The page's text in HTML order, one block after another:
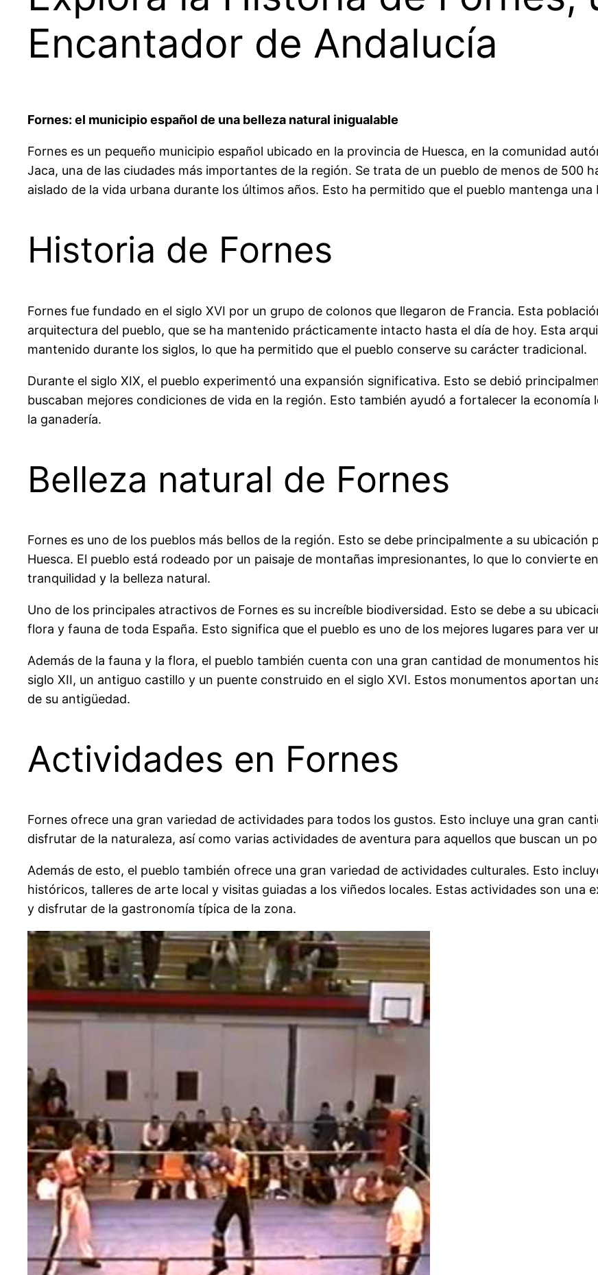
Encantador de Andalucía
Fornes: el municipio español de una belleza natural inigualable
Fornes es un pequeño municipio español ubicado en la provincia de Huesca, en la comunidad
Jaca, una de las ciudades más importantes de la región. Se trata de un pueblo de menos de 500
aislado de la vida urbana durante los últimos años. Esto ha permitido que el pueblo mantenga
Historia de Fornes
Fornes fue fundado en el siglo XVI por un grupo de colonos que llegaron de Francia. Esta
arquitectura del pueblo, que se ha mantenido prácticamente intacto hasta el día de hoy. Esta
mantenido durante los siglos, lo que ha permitido que el pueblo conserve su carácter tradicional.
Durante el siglo XIX, el pueblo experimentó una expansión significativa. Esto se debió
buscaban mejores condiciones de vida en la región. Esto también ayudó a fortalecer la
la ganadería.
Belleza natural de Fornes
Fornes es uno de los pueblos más bellos de la región. Esto se debe principalmente a su
Huesca. El pueblo está rodeado por un paisaje de montañas impresionantes, lo que lo convierte
tranquilidad y la belleza natural.
Uno de los principales atractivos de Fornes es su increíble biodiversidad. Esto se debe a su
flora y fauna de toda España. Esto significa que el pueblo es uno de los mejores lugares para ver
Además de la fauna y la flora, el pueblo también cuenta con una gran cantidad de monumentos
siglo XII, un antiguo castillo y un puente construido en el siglo XVI. Estos monumentos aportan
de su antigüedad.
Actividades en Fornes
Fornes ofrece una gran variedad de actividades para todos los gustos. Esto incluye una gran
disfrutar de la naturaleza, así como varias actividades de aventura para aquellos que buscan un
Además de esto, el pueblo también ofrece una gran variedad de actividades culturales. Esto
históricos, talleres de arte local y visitas guiadas a los viñedos locales. Estas actividades son una
y disfrutar de la gastronomía típica de la zona.